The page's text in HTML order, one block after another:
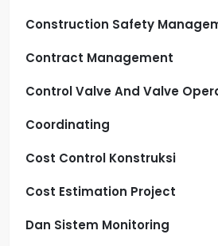
Construction Safety
Contract Management
Control Valve And Valve
Coordinating
Cost Control Konstruksi
Cost Estimation Project
Dan Sistem Monitoring